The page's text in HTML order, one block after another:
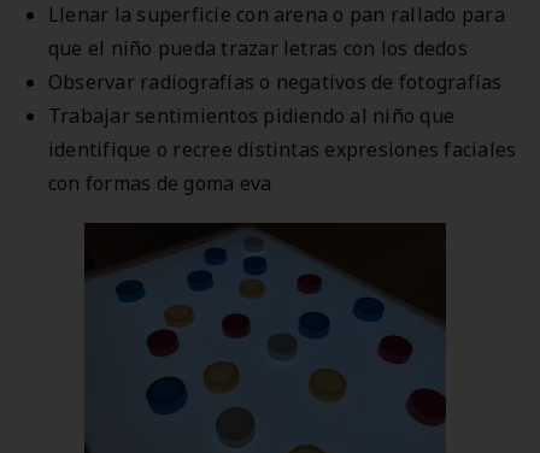
Llenar la superficie con arena o pan rallado para
que el niño pueda trazar letras con los dedos
Observar radiografías o negativos de fotografías
Trabajar sentimientos pidiendo al niño que
identifique o recree distintas expresiones faciales
con formas de goma eva